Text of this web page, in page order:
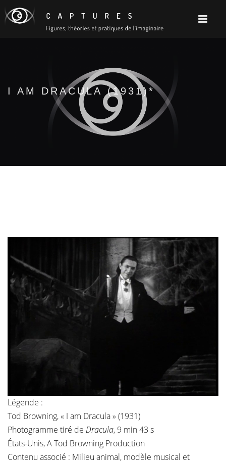
I AM DRACULA (1931)*
Légende :
Tod Browning, « I am Dracula » (1931)
Photogramme tiré de Dracula, 9 min 43 s
États-Unis, A Tod Browning Production
Contenu associé : Milieu animal, modèle musical et